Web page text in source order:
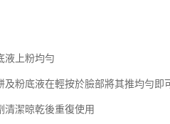
液上粉均勻
及粉底液在輕按於臉部將其推均勻即
清潔晾乾後重復使用